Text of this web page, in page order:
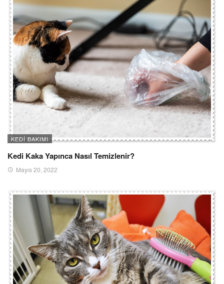
KEDI BAKIMI
Kedi Kaka Yapınca Nasıl Temizlenir?
Mayıs 20, 2022